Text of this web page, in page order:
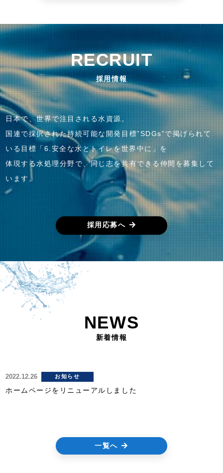
RECRUIT
採用情報
日本で、世界で注目される水資源。
国連で採択された持続可能な開発目標”SDGs”で掲げられて
いる目標「6.安全な水とトイレを世界中に」を
体現する水処理分野で、同じ志を共有できる仲間を募集して
います。
採用応募へ
NEWS
新着情報
2022.12.26 お知らせ
ホームページをリニューアルしました
一覧へ